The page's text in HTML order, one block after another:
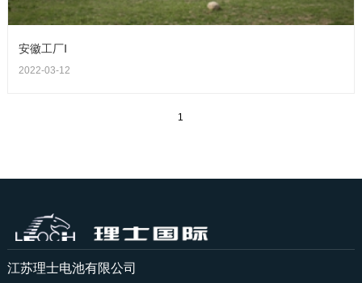
安徽工厂Ⅰ
2022-03-12
1
江苏理士电池有限公司